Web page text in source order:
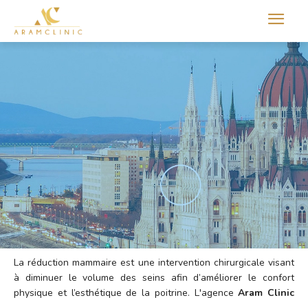
Aram international
La réduction mammaire est une intervention chirurgicale visant
à diminuer le volume des seins afin d’améliorer le confort
physique et l’esthétique de la poitrine. L'agenceAram Clinic